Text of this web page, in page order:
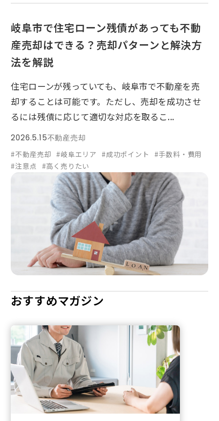
岐阜市で住宅ローン残債があっても不動
産売却はできる？売却パターンと解決方
法を解説
住宅ローンが残っていても、岐阜市で不動産を売
却することは可能です。ただし、売却を成功させ
るには残債に応じて適切な対応を取るこ...
2026.5.15不動産売却
#不動産売却 #岐阜エリア #成功ポイント
#手数料・費用
#注意点
#高く売りたい
おすすめマガジン